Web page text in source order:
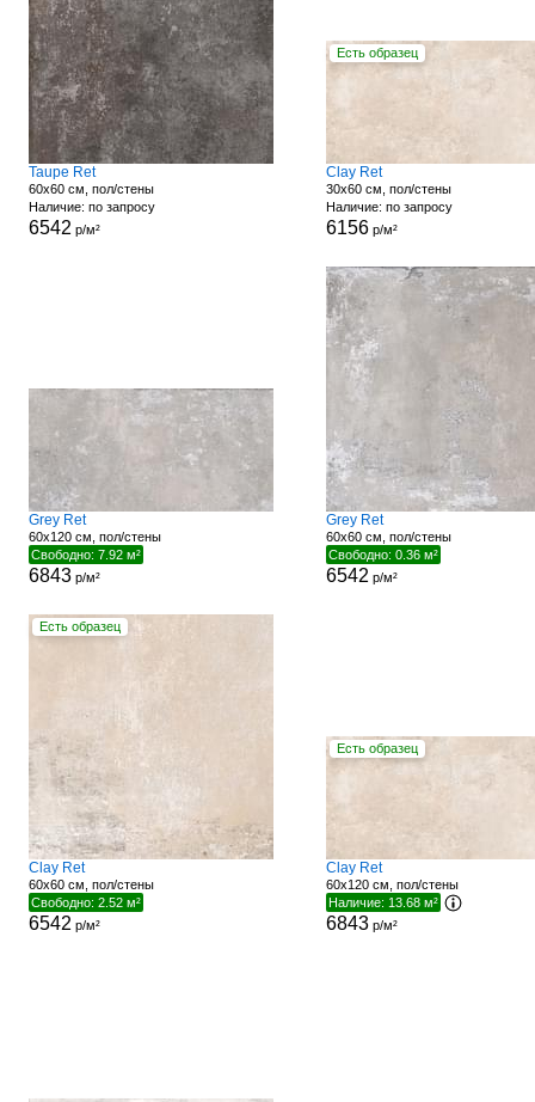
Taupe Ret
60x60 см, пол/стены
Наличие: по запросу
6542 р/м²
Есть образец
Clay Ret
30x60 см, пол/стены
Наличие: по запросу
6156р/м²
Grey Ret
60x120 см, пол/стены
Свободно: 7.92 м²
6843р/м²
Grey Ret
60x60 см, пол/стены
Свободно: 0.36 м²
6542 р/м²
Есть образец
Clay Ret
60x60 см, пол/стены
Свободно: 2.52 м²
6542 р/м²
Есть образец
Clay Ret
60x120 см, пол/стены
Наличие: 13.68 м²
6843р/м²